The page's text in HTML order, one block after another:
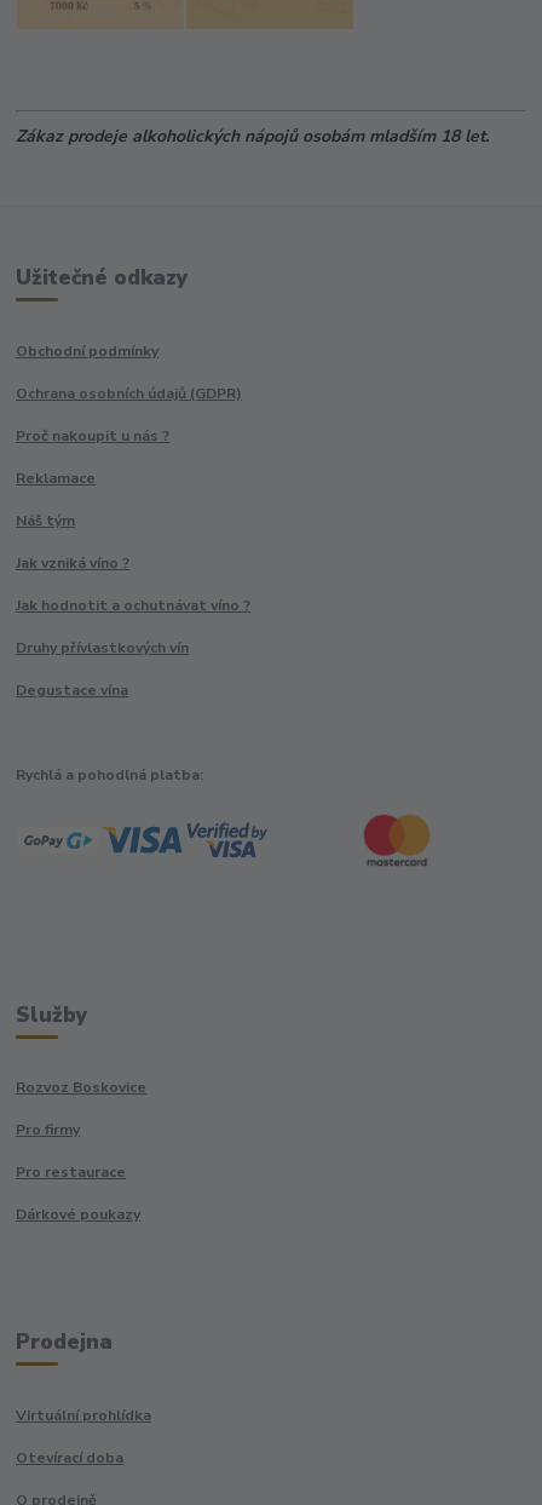
Zákaz prodeje alkoholických nápojů osobám mladším 18 let.
Užitečné odkazy
Obchodní podmínky
Ochrana osobních údajů (GDPR)
Proč nakoupit u nás ?
Reklamace
Náš tým
Jak vzniká víno ?
Jak hodnotit a ochutnávat víno ?
Druhy přívlastkových vín
Degustace vína
Rychlá a pohodlná platba:
Služby
Rozvoz Boskovice
Pro firmy
Pro restaurace
Dárkové poukazy
Prodejna
Virtuální prohlídka
Otevírací doba
O prodejně